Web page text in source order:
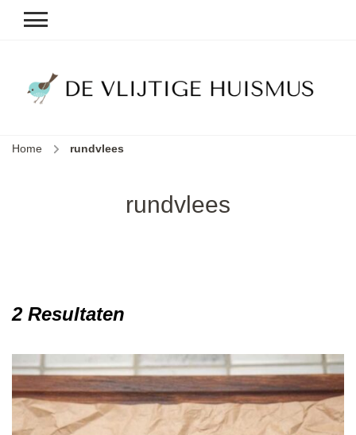
Home rundvlees
rundvlees
2 Resultaten